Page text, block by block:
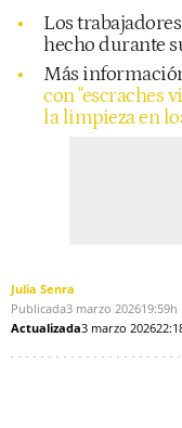
Los
hecho durante
Más
con "escraches
la limpieza en
Julia Senra
Publicada3 marzo 202619:59h
Actualizada3 marzo 2026